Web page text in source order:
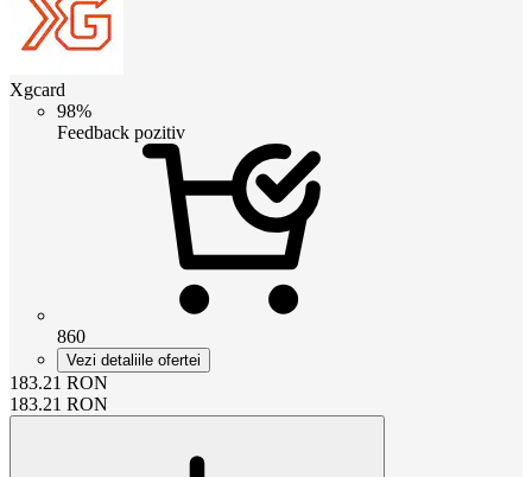
Xgcard
98%
Feedback pozitiv
860
Vezi detaliile ofertei
183.21 RON
183.21 RON